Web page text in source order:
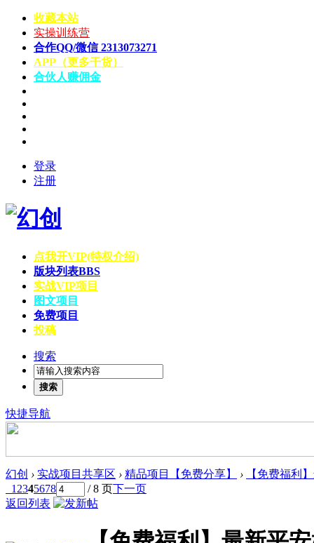
收藏本站
实操训练营
合作QQ/微信 2313073271
APP（更多干货）
合伙人赚佣金
登录
注册
点我开VIP(特权介绍)
版块列表BBS
实战VIP项目
图文项目
免费项目
投稿
搜索
搜索
快捷导航
幻创 › 实战项目共享区 › 精品项目【免费分享】 ›
【免费福利
1 2345678 / 8 页下一页
返回列表